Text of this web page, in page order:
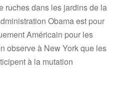
ruches dans les jardins de la
Obama est pour
Américain pour les
observe à New York que les
à la mutation